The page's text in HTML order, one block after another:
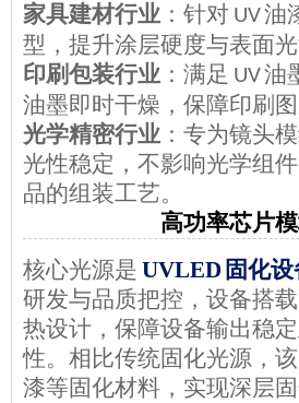
家具建材行业 ：针对 UV油
型，提升涂层硬度与表面
印刷包装行业 ：满足 UV油
油墨即时干燥，保障印刷
光学精密行业 ：专为镜头
光性稳定，不影响光学组
品的组装工艺。
高功率芯片
核心光源是 UVLED 固化设
研发与品质把控，设备搭载
热设计，保障设备输出稳
性。相比传统固化光源，
漆等固化材料，实现深层